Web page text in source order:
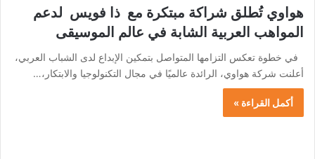
هواوي تُطلق شراكة مبتكرة مع ذا فويس لدعم
المواهب العربية الشابة في عالم الموسيقى
في خطوة تعكس التزامها المتواصل بتمكين الإبداع لدى الشباب العربي،
أعلنت شركة هواوي، الرائدة عالميًا في مجال التكنولوجيا والابتكار،…
أكمل القراءة »